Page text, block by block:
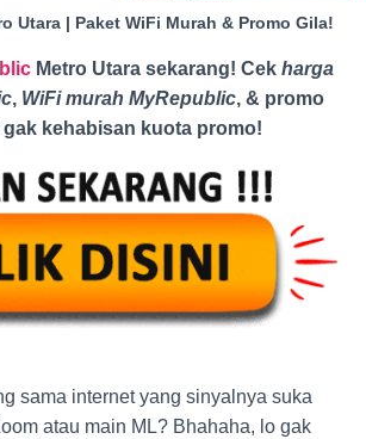
Utara | Paket WiFi Murah & Promo Gila!
Metro Utara sekarang! Cek harga
, WiFi murah MyRepublic, & promo
kehabisan kuota promo!
sama internet yang sinyalnya suka
atau main ML? Bhahaha, lo gak